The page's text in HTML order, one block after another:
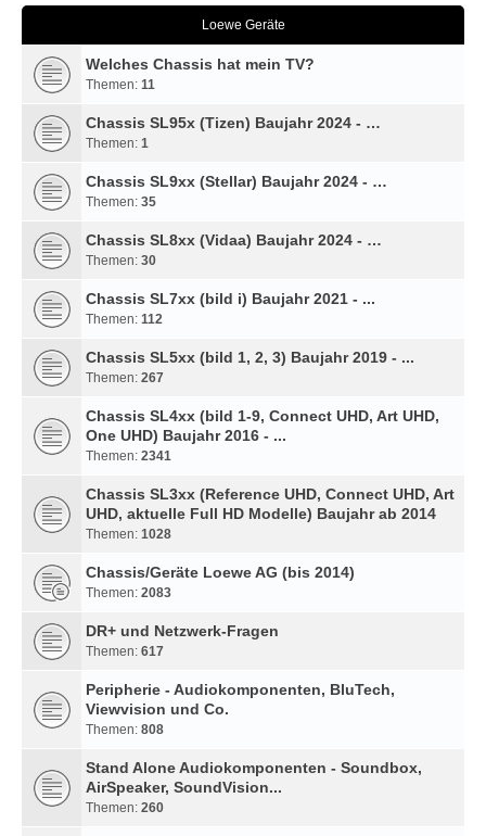
Loewe Geräte
Welches Chassis hat mein TV?
Themen: 11
Chassis SL95x (Tizen) Baujahr 2024 - …
Themen: 1
Chassis SL9xx (Stellar) Baujahr 2024 - …
Themen: 35
Chassis SL8xx (Vidaa) Baujahr 2024 - …
Themen: 30
Chassis SL7xx (bild i) Baujahr 2021 - ...
Themen: 112
Chassis SL5xx (bild 1, 2, 3) Baujahr 2019 - ...
Themen: 267
Chassis SL4xx (bild 1-9, Connect UHD, Art UHD,
One UHD) Baujahr 2016 - ...
Themen: 2341
Chassis SL3xx (Reference UHD, Connect UHD, Art
UHD, aktuelle Full HD Modelle) Baujahr ab 2014
Themen: 1028
Chassis/Geräte Loewe AG (bis 2014)
Themen: 2083
DR+ und Netzwerk-Fragen
Themen: 617
Peripherie - Audiokomponenten, BluTech,
Viewvision und Co.
Themen: 808
Stand Alone Audiokomponenten - Soundbox,
AirSpeaker, SoundVision...
Themen: 260